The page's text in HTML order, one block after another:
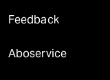
Feedback
Aboservice